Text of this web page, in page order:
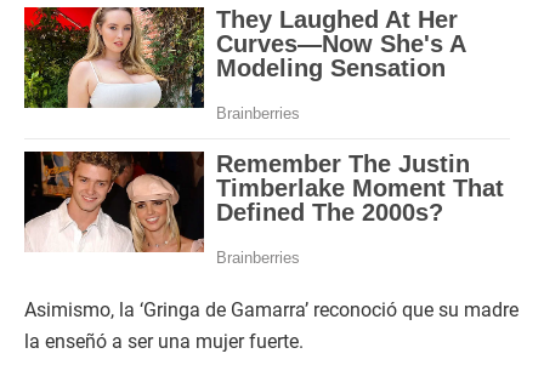
Asimismo, la ‘Gringa de Gamarra’ reconoció que su madre
la enseñó a ser una mujer fuerte.